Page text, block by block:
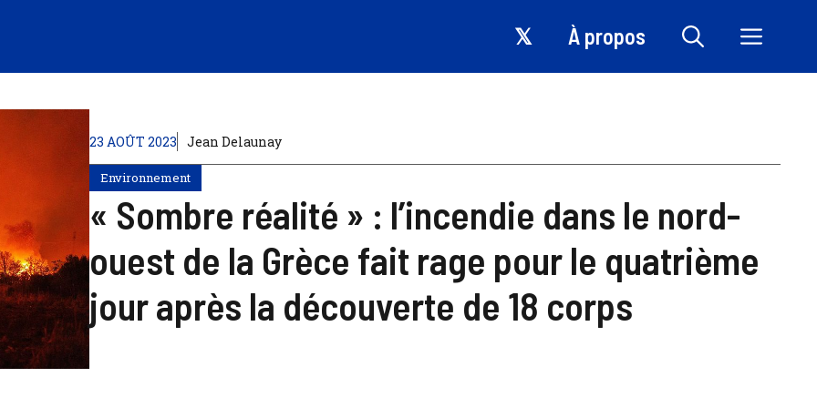
𝕏 À propos
23 AOÛT 2023 Jean Delaunay
Environnement
« Sombre réalité » : l’incendie dans le nord-
ouest de la Grèce fait rage pour le quatrième
jour après la découverte de 18 corps